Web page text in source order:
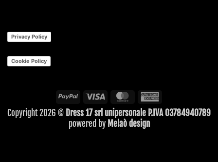
Privacy Policy
Cookie Policy
PayPal Visa MasterCard
Express
Copyright 2026 © Dress 17 srl unipersonale P.IVA 03784940789
powered by Melaò design